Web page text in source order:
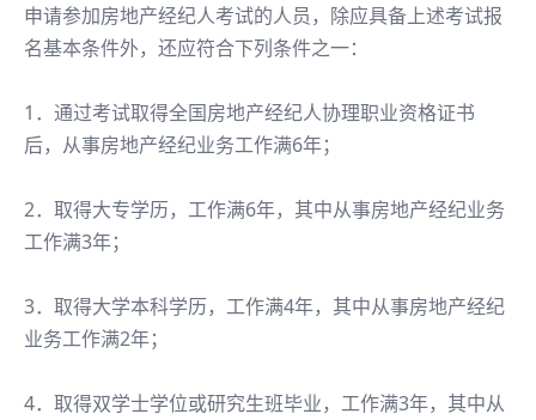
申请参加房地产经纪人考试的人员，除应具备上述考试报
名基本条件外，还应符合下列条件之一：
1．通过考试取得全国房地产经纪人协理职业资格证书
后，从事房地产经纪业务工作满6年；
2．取得大专学历，工作满6年，其中从事房地产经纪业务
工作满3年；
3．取得大学本科学历，工作满4年，其中从事房地产经纪
业务工作满2年；
4．取得双学士学位或研究生班毕业，工作满3年，其中从